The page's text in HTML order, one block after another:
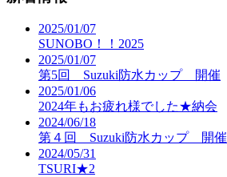
2025/01/07
SUNOBO！！2025
2025/01/07
第5回 Suzuki防水カップ 開催
2025/01/06
2024年もお疲れ様でした★納会
2024/06/18
第４回 Suzuki防水カップ 開催
2024/05/31
TSURI★2